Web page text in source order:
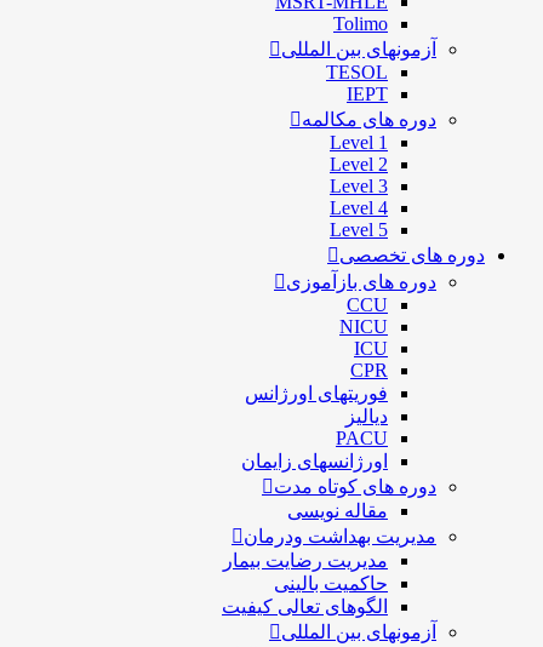
Tolimo
آزمونهای بین المللی
TESOL
IEPT
دوره های مکالمه
Level 1
Level 2
Level 3
Level 4
Level 5
دوره های تخصصی
دوره های بازآموزی
CCU
NICU
ICU
CPR
فوریتهای اورژانس
دیالیز
PACU
اورژانسهای زایمان
دوره های کوتاه مدت
مقاله نویسی
مدیریت بهداشت ودرمان
مديريت رضايت بيمار
حاكميت بالينی
الگوهای تعالی کيفيت
آزمونهای بین المللی